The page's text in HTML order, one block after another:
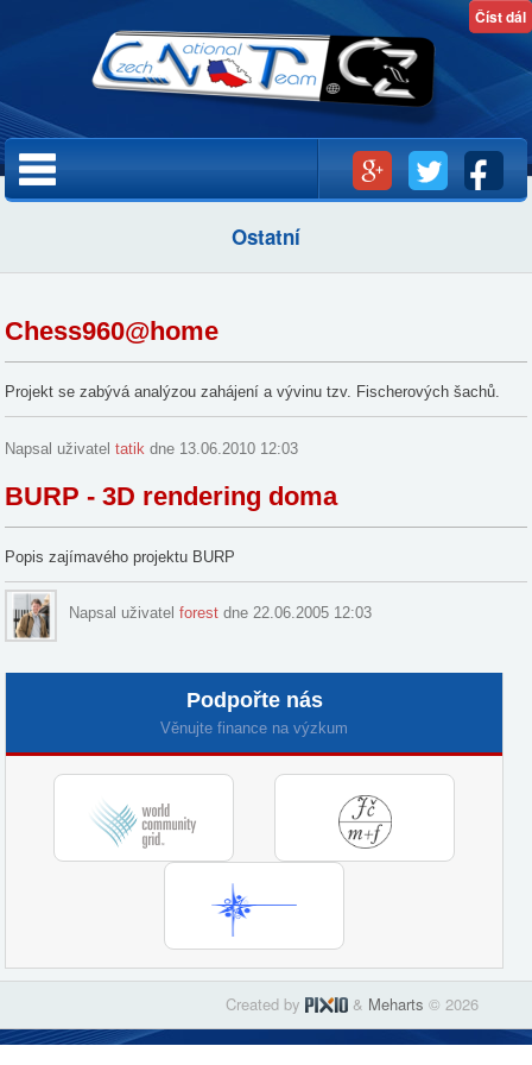
hlavnímu
obsahu
Hlavní menu
Ostatní
Chess960@home
Číst dál
Projekt se zabývá analýzou zahájení a vývinu tzv. Fischerových šachů.
Napsal uživateltatik dne 13.06.2010 12:03
BURP - 3D rendering doma
Číst dál
Popis zajímavého projektu BURP
Napsal uživatelforest dne 22.06.2005 12:03
Podpořte nás
Věnujte finance na výzkum
Created by & Meharts © 2026